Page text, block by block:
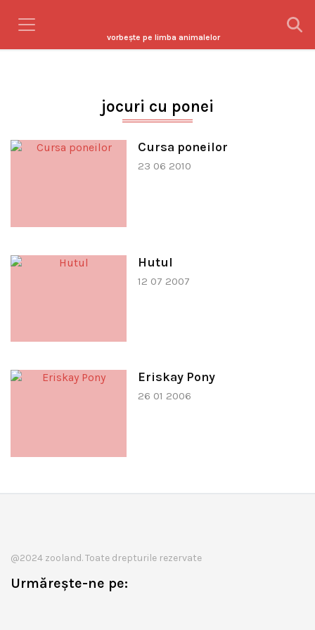
vorbeşte pe limba animalelor
jocuri cu ponei
Cursa poneilor
23 06 2010
Hutul
12 07 2007
Eriskay Pony
26 01 2006
@2024 zooland. Toate drepturile rezervate
Urmărește-ne pe: